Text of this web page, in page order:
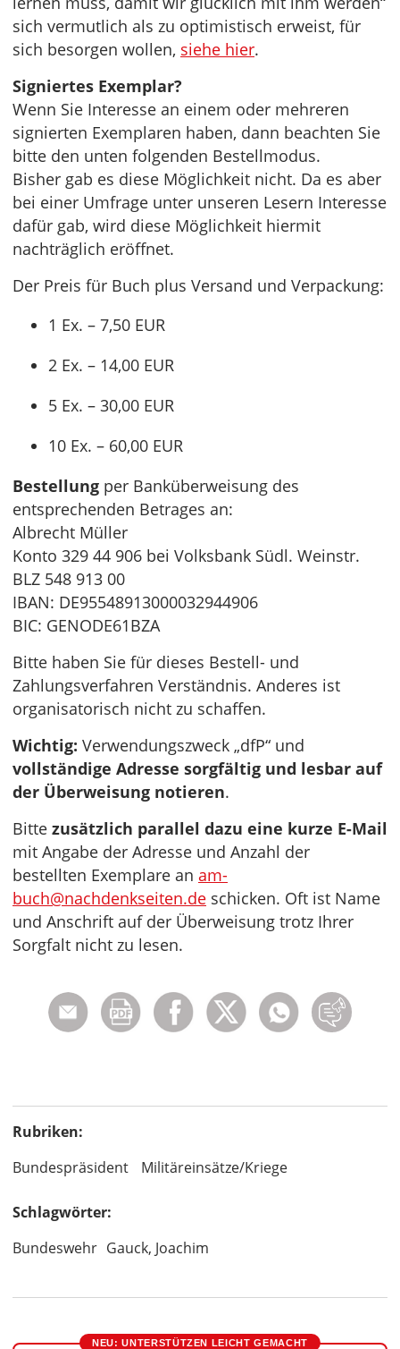
sich vermutlich als zu optimistisch erweist, für
sich besorgen wollen, siehe hier.
Signiertes Exemplar?
Wenn Sie Interesse an einem oder mehreren
signierten Exemplaren haben, dann beachten Sie
bitte den unten folgenden Bestellmodus.
Bisher gab es diese Möglichkeit nicht. Da es aber
bei einer Umfrage unter unseren Lesern Interesse
dafür gab, wird diese Möglichkeit hiermit
nachträglich eröffnet.
Der Preis für Buch plus Versand und Verpackung:
1 Ex. – 7,50 EUR
2 Ex. – 14,00 EUR
5 Ex. – 30,00 EUR
10 Ex. – 60,00 EUR
Bestellung per Banküberweisung des
entsprechenden Betrages an:
Albrecht Müller
Konto 329 44 906 bei Volksbank Südl. Weinstr.
BLZ 548 913 00
IBAN: DE95548913000032944906
BIC: GENODE61BZA
Bitte haben Sie für dieses Bestell- und
Zahlungsverfahren Verständnis. Anderes ist
organisatorisch nicht zu schaffen.
Wichtig: Verwendungszweck „dfP“ und
vollständige Adresse sorgfältig und lesbar auf
der Überweisung notieren.
Bitte zusätzlich parallel dazu eine kurze E-Mail
mit Angabe der Adresse und Anzahl der
bestellten Exemplare an am-
buch@nachdenkseiten.de schicken. Oft ist Name
und Anschrift auf der Überweisung trotz Ihrer
Sorgfalt nicht zu lesen.
Rubriken:
Bundespräsident
Militäreinsätze/Kriege
Schlagwörter:
Bundeswehr Gauck, Joachim
NEU: UNTERSTÜTZEN LEICHT GEMACHT